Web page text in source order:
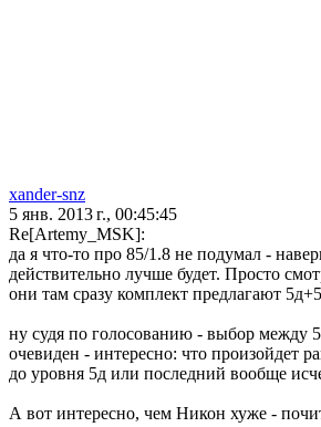
xander-snz
5 янв. 2013 г., 00:45:45
Re[Artemy_MSK]:
да я что-то про 85/1.8 не подумал -
действительно лучше будет. Просто
они там сразу комплект предлагают
ну судя по голосованию - выбор между
очевиден - интересно: что произойдет
до уровня 5д или последний вообще
А вот интересно, чем Никон хуже -